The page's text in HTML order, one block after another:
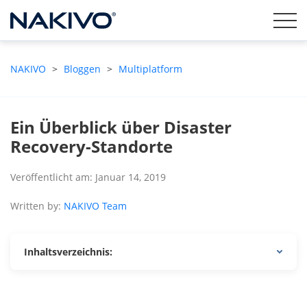
NAKIVO > Bloggen > Multiplatform
Ein Überblick über Disaster
Recovery-Standorte
Veröffentlicht am: Januar 14, 2019
Written by: NAKIVO Team
Inhaltsverzeichnis: